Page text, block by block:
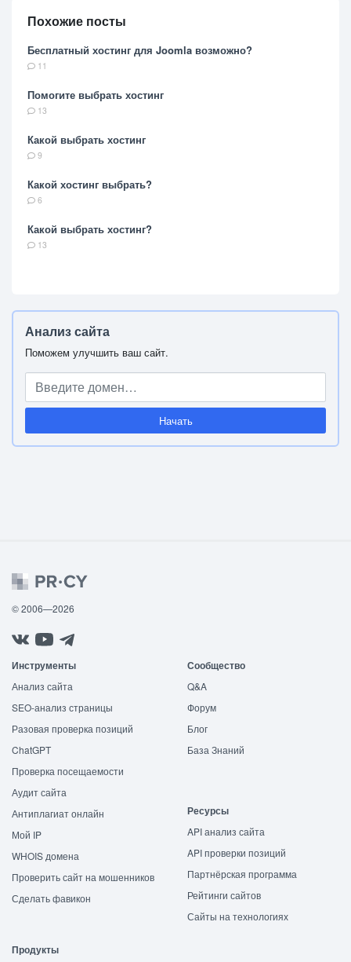
Похожие посты
Бесплатный хостинг для Joomla возможно?
11
Помогите выбрать хостинг
13
Какой выбрать хостинг
9
Какой хостинг выбрать?
6
Какой выбрать хостинг?
13
Анализ сайта
Поможем улучшить ваш сайт.
Начать
© 2006—2026
Инструменты
Анализ сайта
SEO-анализ страницы
Разовая проверка позиций
ChatGPT
Проверка посещаемости
Аудит сайта
Антиплагиат онлайн
Мой IP
WHOIS домена
Проверить сайт на мошенников
Сделать фавикон
Сообщество
Q&A
Форум
Блог
База Знаний
Ресурсы
API анализ сайта
API проверки позиций
Партнёрская программа
Рейтинги сайтов
Сайты на технологиях
Продукты